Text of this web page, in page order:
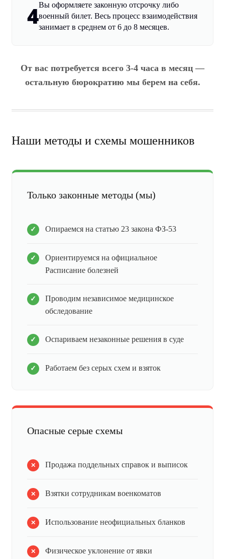
4Вы оформляете законную отсрочку либо
военный билет. Весь процесс взаимодействия
занимает в среднем от 6 до 8 месяцев.
От вас потребуется всего 3-4 часа в месяц —
остальную бюрократию мы берем на себя.
Наши методы и схемы мошенников
Только законные методы (мы)
Опираемся на статью 23 закона ФЗ-53
Ориентируемся на официальное
Расписание болезней
Проводим независимое медицинское
обследование
Оспариваем незаконные решения в суде
Работаем без серых схем и взяток
Опасные серые схемы
Продажа поддельных справок и выписок
Взятки сотрудникам военкоматов
Использование неофициальных бланков
Физическое уклонение от явки